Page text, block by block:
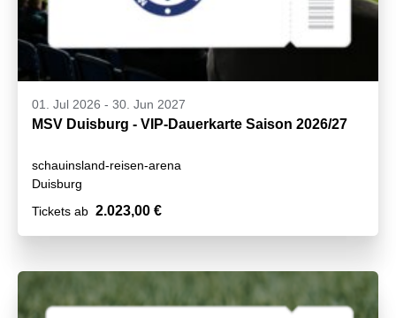
01. Jul 2026 - 30. Jun 2027
MSV Duisburg - VIP-Dauerkarte Saison 2026/27
schauinsland-reisen-arena
Duisburg
Tickets ab 2.023,00 €